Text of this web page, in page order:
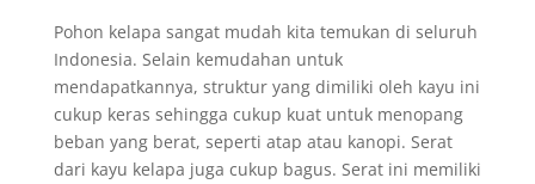
Pohon kelapa sangat mudah kita temukan di seluruh
Indonesia. Selain kemudahan untuk
mendapatkannya, struktur yang dimiliki oleh kayu ini
cukup keras sehingga cukup kuat untuk menopang
beban yang berat, seperti atap atau kanopi. Serat
dari kayu kelapa juga cukup bagus. Serat ini memiliki